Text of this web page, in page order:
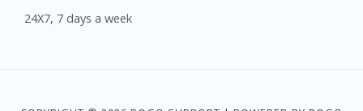
24X7, 7 days a week